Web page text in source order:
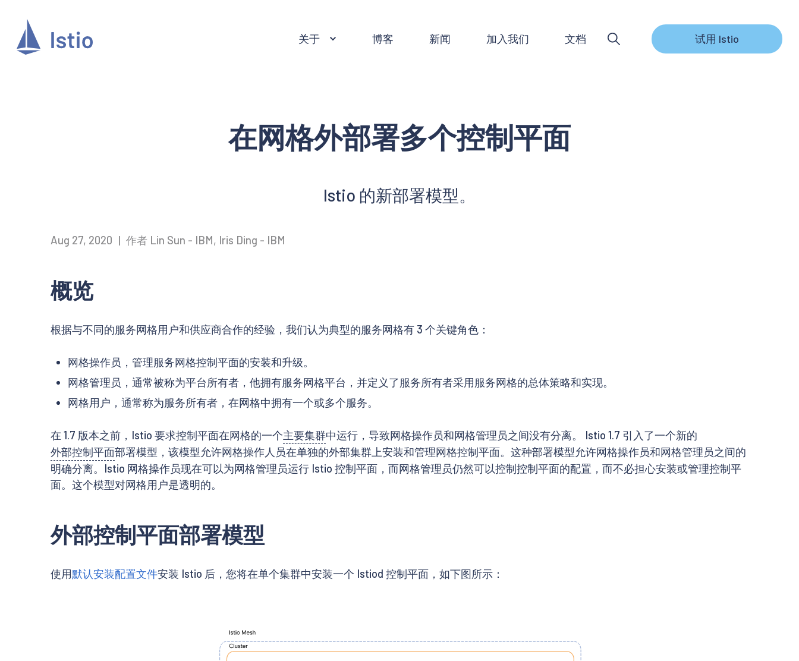
关于 博客 新闻 加入我们 文档 试用 Istio
在网格外部署多个控制平面
Istio 的新部署模型。
Aug 27, 2020 | 作者 Lin Sun - IBM, Iris Ding - IBM
概览
根据与不同的服务网格用户和供应商合作的经验，我们认为典型的服务网格有 3 个关键角色：
网格操作员，管理服务网格控制平面的安装和升级。
网格管理员，通常被称为平台所有者，他拥有服务网格平台，并定义了服务所有者采用服务网格的总体策略和实现。
网格用户，通常称为服务所有者，在网格中拥有一个或多个服务。
在 1.7 版本之前，Istio 要求控制平面在网格的一个主要集群中运行，导致网格操作员和网格管理员之间没有分离。 Istio 1.7 引入了一个新的
外部控制平面部署模型，该模型允许网格操作人员在单独的外部集群上安装和管理网格控制平面。这种部署模型允许网格操作员和网格管理员之间的
明确分离。Istio 网格操作员现在可以为网格管理员运行 Istio 控制平面，而网格管理员仍然可以控制控制平面的配置，而不必担心安装或管理控制平
面。这个模型对网格用户是透明的。
外部控制平面部署模型
使用默认安装配置文件安装 Istio 后，您将在单个集群中安装一个 Istiod 控制平面，如下图所示：